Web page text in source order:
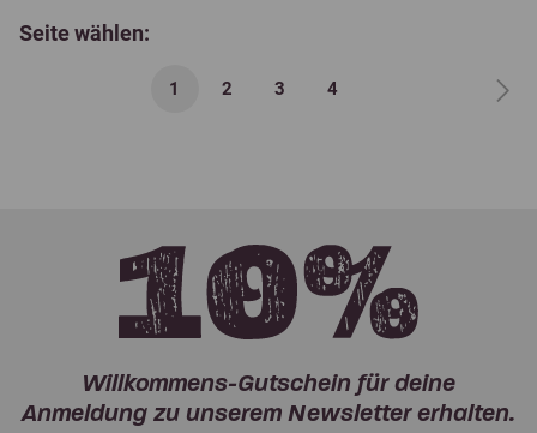
Seite wählen:
1 2 3 4
Willkommens-Gutschein für deine
Anmeldung zu unserem Newsletter erhalten.